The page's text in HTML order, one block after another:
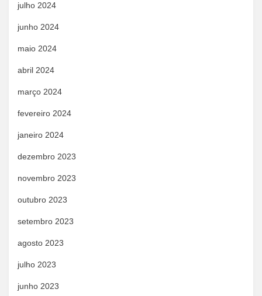
julho 2024
junho 2024
maio 2024
abril 2024
março 2024
fevereiro 2024
janeiro 2024
dezembro 2023
novembro 2023
outubro 2023
setembro 2023
agosto 2023
julho 2023
junho 2023